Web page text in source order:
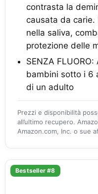
contrasta la
causata da
nella saliva,
protezione delle
SENZA
bambini sotto i 6
di un adulto
Prezzi e disponibilità
all’ultimo recupero.
Amazon.com, Inc. o sue
Bestseller #8